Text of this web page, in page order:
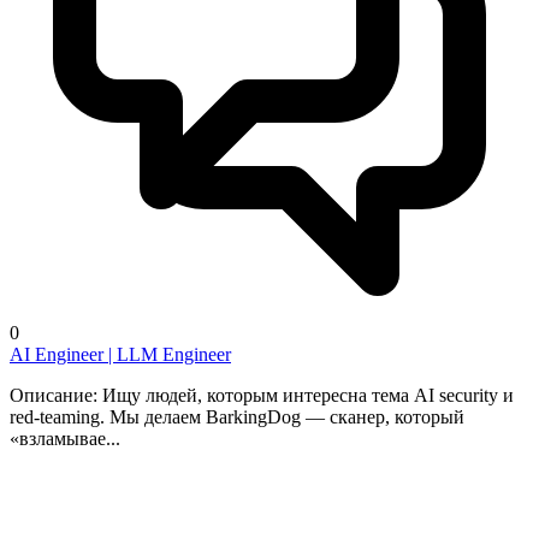
0
AI Engineer | LLM Engineer
Описание: Ищу людей, которым интересна тема AI security и
red-teaming. Мы делаем BarkingDog — сканер, который
«взламывае...